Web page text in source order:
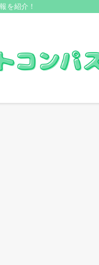
を紹介！